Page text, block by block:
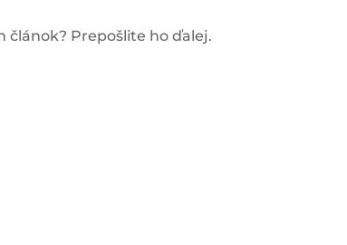
článok? Prepošlite ho ďalej.